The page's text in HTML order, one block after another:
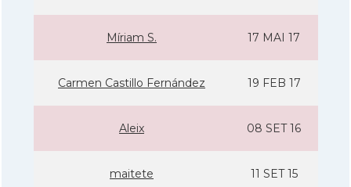
Mí­riam S. 17 MAI 17
Carmen Castillo Fernández 19 FEB 17
Aleix 08 SET 16
maitete 11 SET 15